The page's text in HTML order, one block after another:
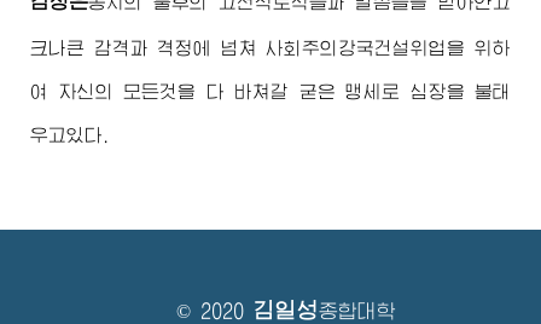
크나큰 감격과 격정에 넘쳐 사회주의강국건설위업을 위하
여 자신의 모든것을 다 바쳐갈 굳은 맹세로 심장을 불태
우고있다.
© 2020 김일성종합대학